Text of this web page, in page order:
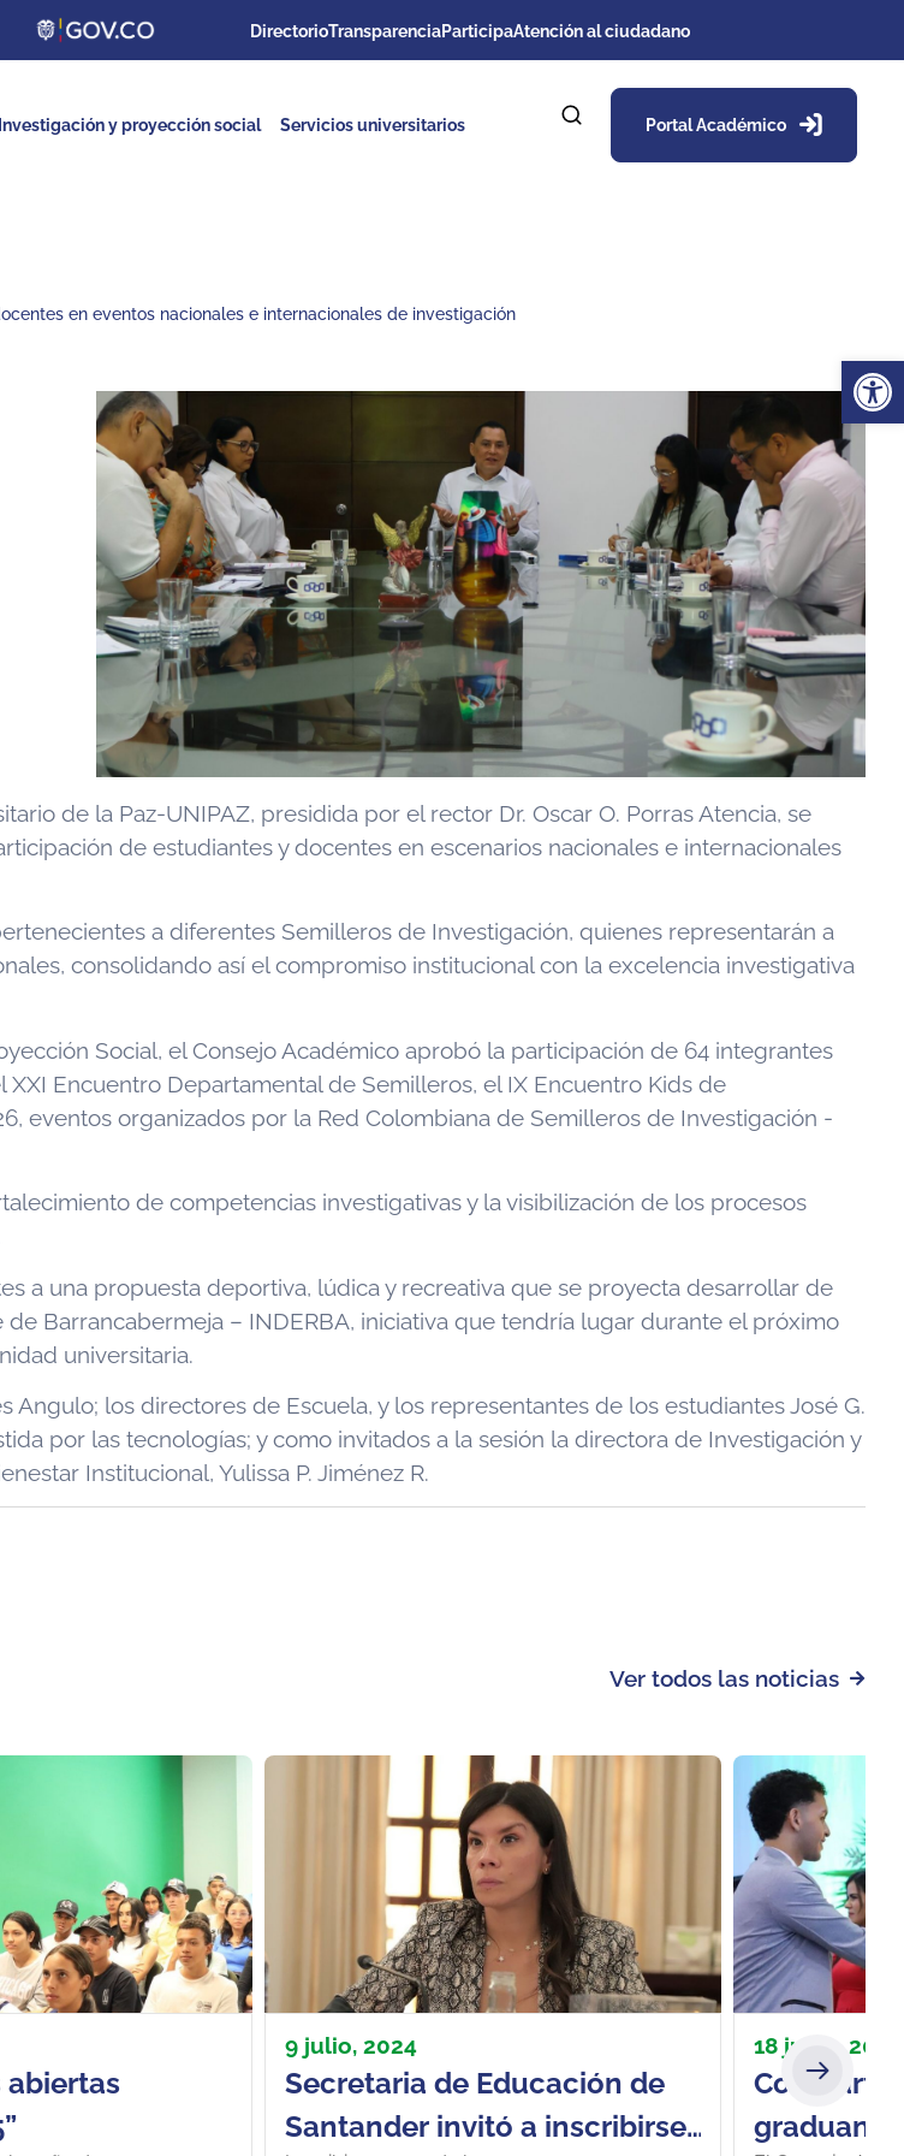
DirectorioTransparenciaParticipaAtención al ciudadano
Investigación y proyección social Servicios universitarios Portal Académico
en eventos nacionales e internacionales de investigación
de la Paz-UNIPAZ, presidida por el rector Dr. Oscar O. Porras Atencia, se
de estudiantes y docentes en escenarios nacionales e internacionales
a diferentes Semilleros de Investigación, quienes representarán a
consolidando así el compromiso institucional con la excelencia investigativa
Social, el Consejo Académico aprobó la participación de 64 integrantes
Encuentro Departamental de Semilleros, el IX Encuentro Kids de
eventos organizados por la Red Colombiana de Semilleros de Investigación -
de competencias investigativas y la visibilización de los procesos
a una propuesta deportiva, lúdica y recreativa que se proyecta desarrollar de
Barrancabermeja – INDERBA, iniciativa que tendría lugar durante el próximo
universitaria.
Angulo; los directores de Escuela, y los representantes de los estudiantes José G.
por las tecnologías; y como invitados a la sesión la directora de Investigación y
Institucional, Yulissa P. Jiménez R.
Ver todos las noticias
9 julio, 2024
Secretaria de Educación de
Santander invitó a inscribirse
18 junio, 2024